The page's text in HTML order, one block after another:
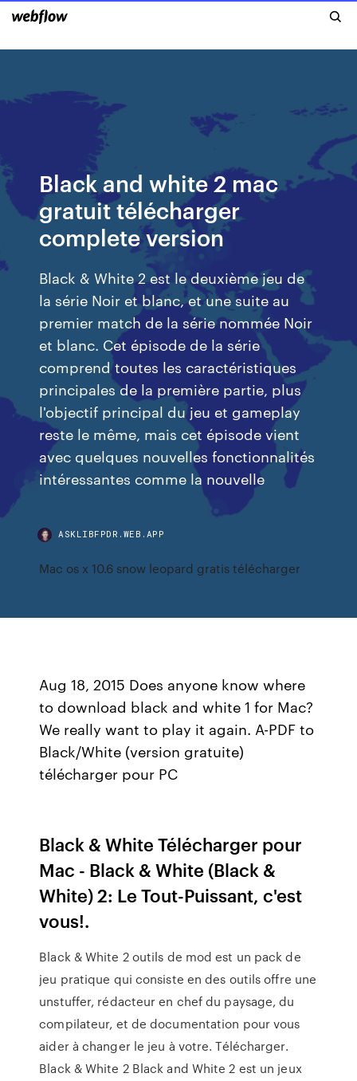
Black and white 2 mac
gratuit télécharger
complete version
Black & White 2 est le deuxième jeu de
la série Noir et blanc, et une suite au
premier match de la série nommée Noir
et blanc. Cet épisode de la série
comprend toutes les caractéristiques
principales de la première partie, plus
l'objectif principal du jeu et gameplay
reste le même, mais cet épisode vient
avec quelques nouvelles fonctionnalités
intéressantes comme la nouvelle
ASKLIBFPDR.WEB.APP
Mac os x 10.6 snow leopard gratis télécharger
Aug 18, 2015 Does anyone know where
to download black and white 1 for Mac?
We really want to play it again. A-PDF to
Black/White (version gratuite)
télécharger pour PC
Black & White Télécharger pour
Mac - Black & White (Black &
White) 2: Le Tout-Puissant, c'est
vous!.
Black & White 2 outils de mod est un pack de
jeu pratique qui consiste en des outils offre une
unstuffer, rédacteur en chef du paysage, du
compilateur, et de documentation pour vous
aider à changer le jeu à votre. Télécharger.
Black & White 2 Black and White 2 est un jeux